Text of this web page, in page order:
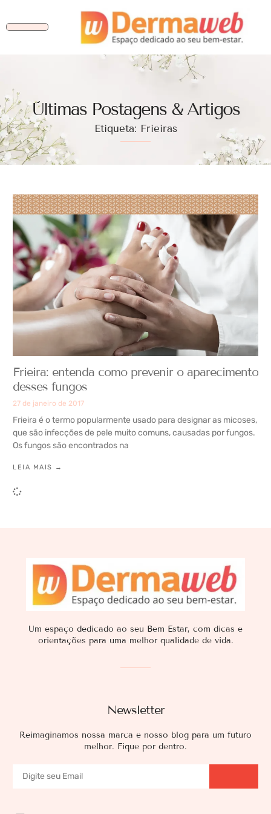
Ùltimas Postagens & Artigos
Etiqueta: Frieiras
Frieira: entenda como prevenir o aparecimento
desses fungos
27 de janeiro de 2017
Frieira é o termo popularmente usado para designar as micoses,
que são infecções de pele muito comuns, causadas por fungos.
Os fungos são encontrados na
LEIA MAIS →
Newsletter
Reimaginamos nossa marca e nosso blog para um futuro
melhor. Fique por dentro.
Um espaço dedicado ao seu Bem Estar, com dicas e
orientações para uma melhor qualidade de vida.